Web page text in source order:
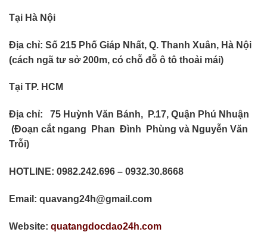
Tại Hà Nội
Địa chỉ: Số 215 Phố Giáp Nhất, Q. Thanh Xuân, Hà Nội
(cách ngã tư sở 200m, có chỗ đỗ ô tô thoải mái)
Tại TP. HCM
Địa chỉ: 75 Huỳnh Văn Bánh, P.17, Quận Phú Nhuận
(Đoạn cắt ngang Phan Đình Phùng và Nguyễn Văn
Trỗi)
HOTLINE: 0982.242.696 – 0932.30.8668
Email: quavang24h@gmail.com
Website: quatangdocdao24h.com